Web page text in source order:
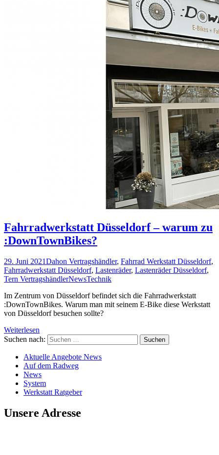
Fahrradwerkstatt Düsseldorf – warum zu
:DownTownBikes?
29. Juni 2021Dahon Vertragshändler, Fahrrad Werkstatt Düsseldorf,
Fahrradwerkstatt Düsseldorf, Lastenräder, Lastenräder Düsseldorf,
Tern VertragshändlerNewsTechnik
Im Zentrum von Düsseldorf befindet sich die Fahrradwerkstatt
:DownTownBikes. Warum man mit seinem E-Bike diese Werkstatt
von Düsseldorf besuchen sollte?
Weiterlesen
Suchen nach:
Aktuelle Angebote News
Auf dem Radweg
News
System
Werkstatt Ratgeber
Unsere Adresse